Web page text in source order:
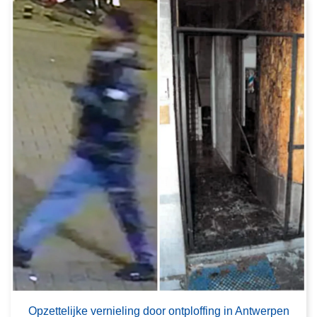
Opzettelijke vernieling door ontploffing in Antwerpen